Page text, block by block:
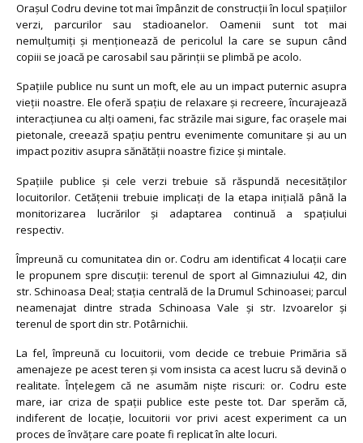
Orașul Codru devine tot mai împânzit de construcții în locul spațiilor
verzi, parcurilor sau stadioanelor. Oamenii sunt tot mai
nemulțumiți și menționează de pericolul la care se supun când
copiii se joacă pe carosabil sau părinții se plimbă pe acolo.
Spațiile publice nu sunt un moft, ele au un impact puternic asupra
vieții noastre. Ele oferă spațiu de relaxare și recreere, încurajează
interacțiunea cu alți oameni, fac străzile mai sigure, fac orașele mai
pietonale, creează spațiu pentru evenimente comunitare și au un
impact pozitiv asupra sănătății noastre fizice și mintale.
Spațiile publice și cele verzi trebuie să răspundă necesităților
locuitorilor. Cetățenii trebuie implicați de la etapa inițială până la
monitorizarea lucrărilor și adaptarea continuă a spațiului
respectiv.
Împreună cu comunitatea din or. Codru am identificat 4 locații care
le propunem spre discuții: terenul de sport al Gimnaziului 42, din
str. Schinoasa Deal; stația centrală de la Drumul Schinoasei; parcul
neamenajat dintre strada Schinoasa Vale și str. Izvoarelor și
terenul de sport din str. Potârnichii.
La fel, împreună cu locuitorii, vom decide ce trebuie Primăria să
amenajeze pe acest teren și vom insista ca acest lucru să devină o
realitate. Înțelegem că ne asumăm niște riscuri: or. Codru este
mare, iar criza de spații publice este peste tot. Dar sperăm că,
indiferent de locație, locuitorii vor privi acest experiment ca un
proces de învățare care poate fi replicat în alte locuri.